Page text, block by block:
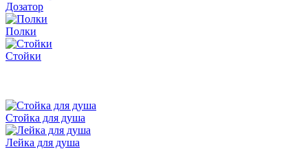
Дозатор
Полки
Стойки
Стойка для душа
Лейка для душа